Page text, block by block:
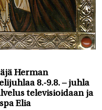
Herman
8.-9.8. – juhla
televisioidaan ja
Elia